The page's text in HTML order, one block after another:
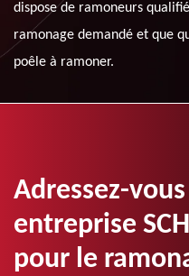
dispose de ramoneurs
ramonage demandé et que
poêle à ramoner.
Adressez-
entreprise
pour le